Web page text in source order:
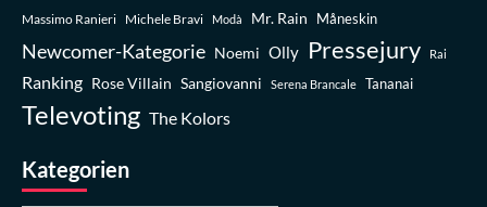
Massimo Ranieri Michele Bravi Modà Mr. Rain Måneskin
Newcomer-Kategorie Noemi Olly Pressejury Rai
Ranking Rose Villain Sangiovanni Serena Brancale Tananai
Televoting The Kolors
Kategorien